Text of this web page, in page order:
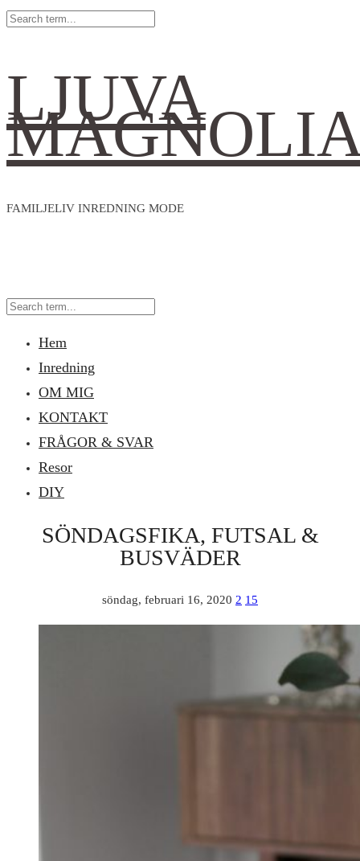
LJUVA
FAMILJELIV INREDNING MODE
Hem
Inredning
OM MIG
KONTAKT
FRÅGOR & SVAR
Resor
DIY
SÖNDAGSFIKA, FUTSAL &
BUSVÄDER
söndag, februari 16, 2020 2 15